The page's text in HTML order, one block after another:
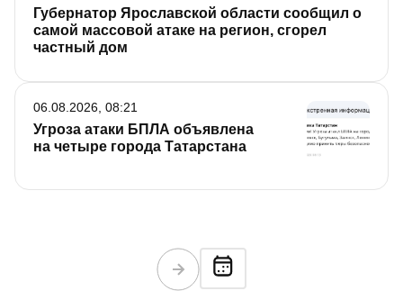
Губернатор Ярославской области сообщил о
самой массовой атаке на регион, сгорел
частный дом
Угроза атаки БПЛА объявлена
на четыре города Татарстана
06.08.2026, 08:21